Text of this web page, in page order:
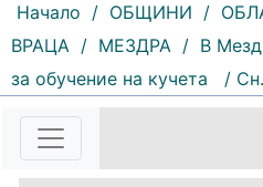
185 | 2026-08-05
Възможностите за
местната икономика и
на Видин като
Начало / ОБЩИНИ /
ВРАЦА / МЕЗДРА / В
за обучение на кучета
/